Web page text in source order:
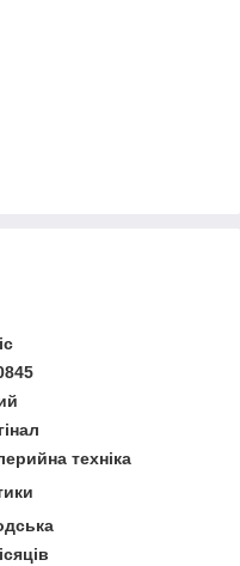
техніка